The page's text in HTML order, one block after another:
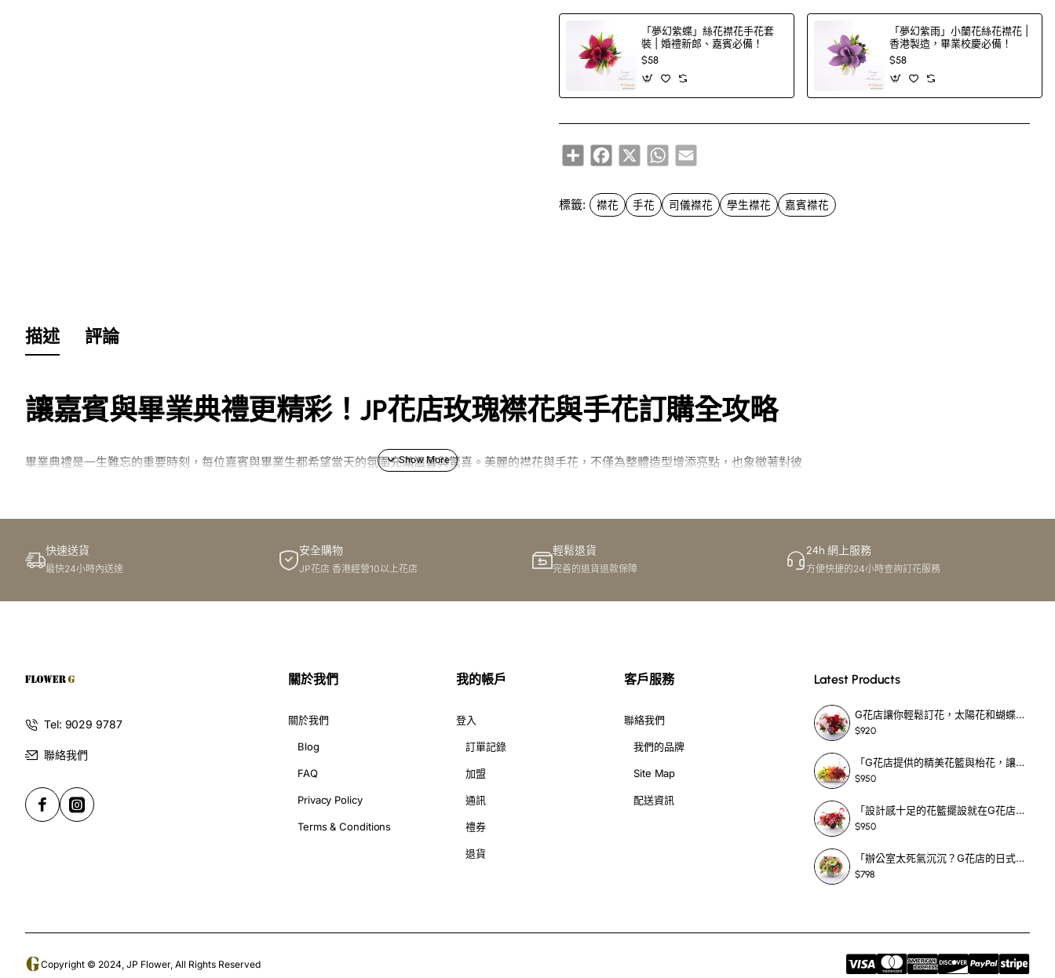
「夢幻紫蝶」絲花襟花手花套
裝 | 婚禮新郎、嘉賓必備！
$58
「夢幻紫雨」小蘭花絲花襟花 |
香港製造，畢業校慶必備！
$58
ShareFacebook
X WhatsApp
Email
標籤: 襟花 手花 司儀襟花 學生襟花 嘉賓襟花
描述 評論
讓嘉賓與畢業典禮更精彩！JP花店玫瑰襟花與手花訂購全攻略
畢業典禮是一生難忘的重要時刻，每位嘉賓與畢業生都希望當天的氛圍充滿溫馨與驚喜。美麗的襟花與手花，不僅為整體造型增添亮點，也象徵著對彼
JP花店網上花店的多元花材選擇與優勢
性，為嘉賓提供既美麗又實用的花藝選擇。
手花設計提升畢業典禮的亮點與氛圍
畢業生手持的手花不僅是造型重點，也象徵成長與祝福。JP花店專業設計多款手花，靈活使用各種花材搭配，打造適合拍照及留念的完美花束。無論是
簡約的白色花束或是混搭鮮豔色彩，都提升整體畢業慶典氣氛。
不希望花束只能短暫美麗？JP花店的仿真花襟花及手花，是長期保存的最佳方案。真實感超強，不畏環境影響，適合當成畢業典禮後的紀念品或家中擺
快速送貨
最快24小時內送達
安全購物
JP花店 香港經營10以上花店
輕鬆退貨
完善的退貨退款保障
24h 網上服務
方便快捷的24小時查詢訂花服務
Tel: 9029 9787
聯絡我們
關於我們
關於我們
Blog
FAQ
Privacy Policy
Terms & Conditions
我的帳戶
登入
訂單記錄
加盟
通訊
禮券
退貨
客戶服務
聯絡我們
我們的品牌
Site Map
配送資訊
Latest Products
G花店讓你輕鬆訂花，太陽花和蝴蝶蘭花籃，適合每個重要時刻！-SF390
$920
「G花店提供的精美花籃與枱花，讓重要場合更顯祝賀與喜悅，適合各種用場！」-SF398
$950
「設計感十足的花籃擺設就在G花店！馬蹄蘭、袋鼠爪、罌粟花，為你的重大場合增光添彩！」-SF209
$950
「辦公室太死氣沉沉？G花店的日式花籃和定製枱花，為你帶來新鮮感！」-SF465
$798
Copyright © 2024, JP Flower, All Rights Reserved